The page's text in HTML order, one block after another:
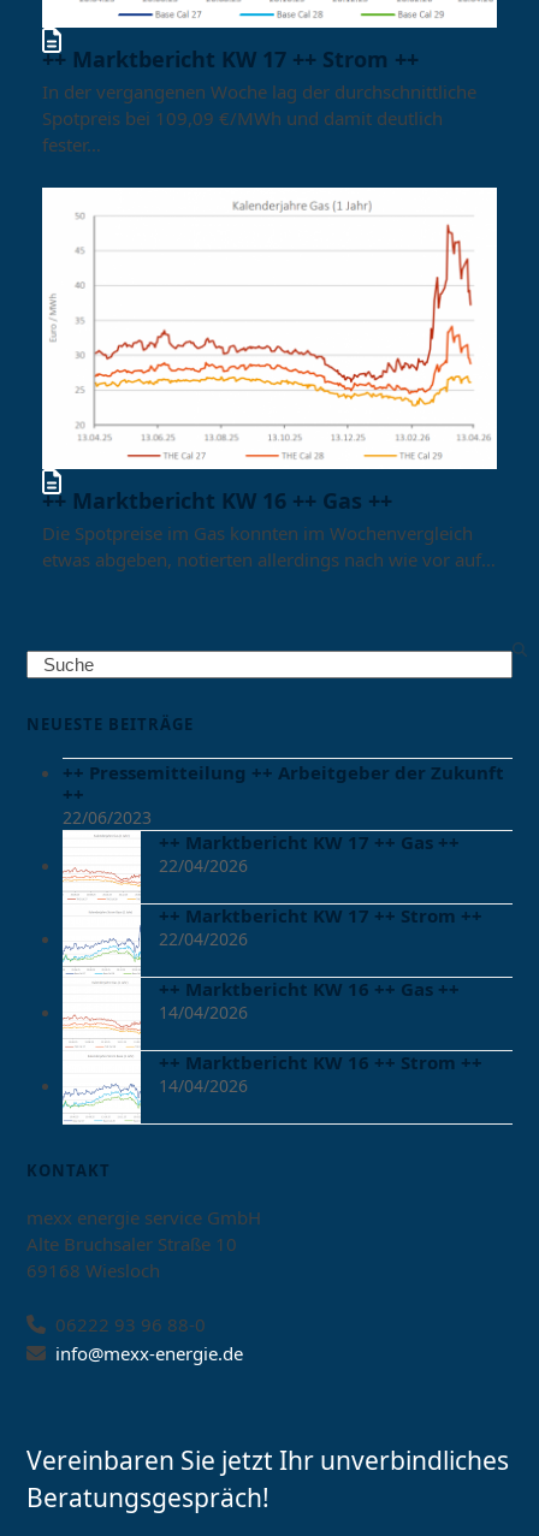
++ Marktbericht KW 17 ++ Strom ++
In der vergangenen Woche lag der durchschnittliche
Spotpreis bei 109,09 €/MWh und damit deutlich
fester…
++ Marktbericht KW 16 ++ Gas ++
Die Spotpreise im Gas konnten im Wochenvergleich
etwas abgeben, notierten allerdings nach wie vor auf…
Search
NEUESTE BEITRÄGE
++ Pressemitteilung ++ Arbeitgeber der Zukunft
++
22/06/2023
++ Marktbericht KW 17 ++ Gas ++
22/04/2026
++ Marktbericht KW 17 ++ Strom ++
22/04/2026
++ Marktbericht KW 16 ++ Gas ++
14/04/2026
++ Marktbericht KW 16 ++ Strom ++
14/04/2026
KONTAKT
mexx energie service GmbH
Alte Bruchsaler Straße 10
69168 Wiesloch
06222 93 96 88-0
info@mexx-energie.de
Vereinbaren Sie jetzt Ihr unverbindliches
Beratungsgespräch!